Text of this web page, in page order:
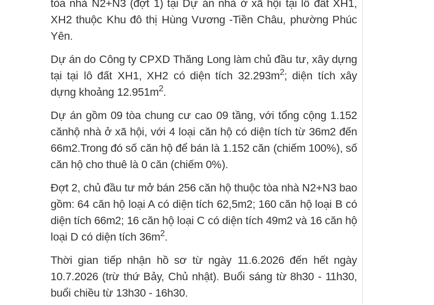
tòa nhà N2+N3 (đợt 1) tại Dự án nhà ở xã hội tại lô đất XH1,
XH2 thuộc Khu đô thị Hùng Vương -Tiền Châu, phường Phúc
Yên.
Dự án do Công ty CPXD Thăng Long làm chủ đầu tư, xây dựng
tại tại lô đất XH1, XH2 có diện tích 32.293m2; diện tích xây
dựng khoảng 12.951m2.
Dự án gồm 09 tòa chung cư cao 09 tầng, với tổng cộng 1.152
cănhộ nhà ở xã hội, với 4 loại căn hộ có diện tích từ 36m2 đến
66m2.Trong đó số căn hộ để bán là 1.152 căn (chiếm 100%), số
căn hộ cho thuê là 0 căn (chiếm 0%).
Đợt 2, chủ đầu tư mở bán 256 căn hộ thuộc tòa nhà N2+N3 bao
gồm: 64 căn hộ loại A có diện tích 62,5m2; 160 căn hộ loại B có
diện tích 66m2; 16 căn hộ loại C có diện tích 49m2 và 16 căn hộ
loại D có diện tích 36m2.
Thời gian tiếp nhận hồ sơ từ ngày 11.6.2026 đến hết ngày
10.7.2026 (trừ thứ Bảy, Chủ nhật). Buổi sáng từ 8h30 - 11h30,
buổi chiều từ 13h30 - 16h30.